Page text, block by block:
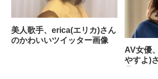
美人歌手、erica(エリカ)さん
のかわいいツイッター画像
AV女優
やすよ)